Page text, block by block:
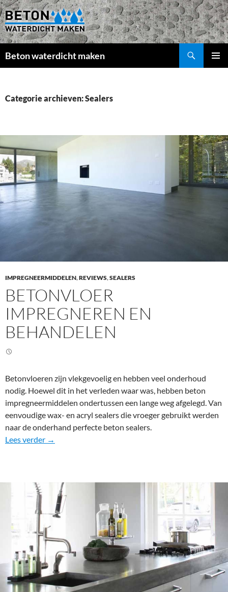
Beton waterdicht maken
INHOUD
Categorie archieven: Sealers
IMPREGNEERMIDDELEN,REVIEWS,SEALERS
BETONVLOER
IMPREGNEREN EN
BEHANDELEN
Betonvloeren zijn vlekgevoelig en hebben veel onderhoud
nodig. Hoewel dit in het verleden waar was, hebben beton
impregneermiddelen ondertussen een lange weg afgelegd. Van
eenvoudige wax- en acryl sealers die vroeger gebruikt werden
naar de onderhand perfecte beton sealers.
Lees verder Betonvloer impregneren en behandelen
→